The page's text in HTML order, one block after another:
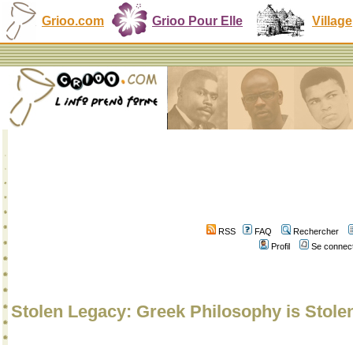
Grioo.com Grioo Pour Elle Village
RSS FAQ
Rechercher
Profil
Se
Stolen Legacy: Greek Philosophy is